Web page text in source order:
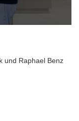
und Raphael Benz